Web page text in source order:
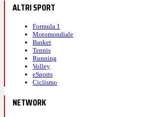
ALTRI SPORT
Formula 1
Motomondiale
Basket
Tennis
Running
Volley
eSports
Ciclismo
NETWORK